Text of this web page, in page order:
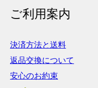
ご利用案内
決済方法と送料
返品交換について
安心のお約束